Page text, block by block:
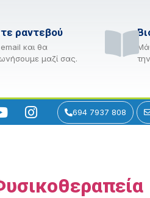
ραντεβού
email και θα
μαζί σας.
694 7937 808